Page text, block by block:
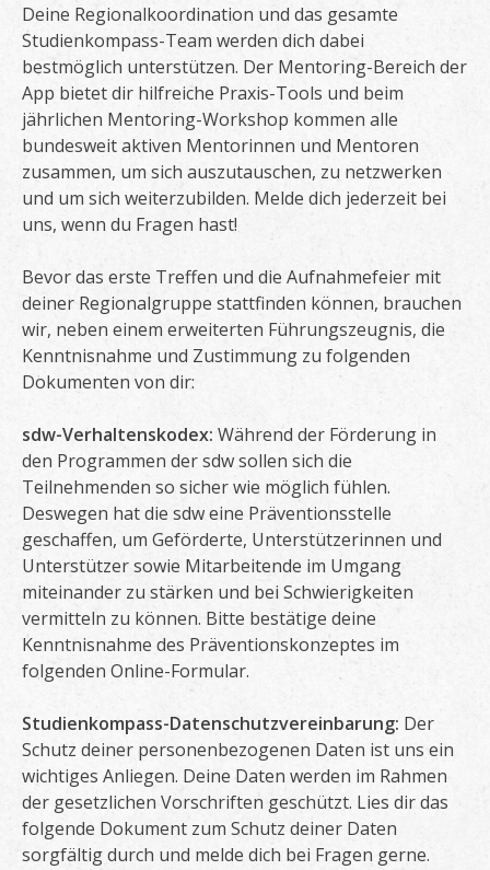
Deine Regionalkoordination und das gesamte
Studienkompass-Team werden dich dabei
bestmöglich unterstützen. Der Mentoring-Bereich der
App bietet dir hilfreiche Praxis-Tools und beim
jährlichen Mentoring-Workshop kommen alle
bundesweit aktiven Mentorinnen und Mentoren
zusammen, um sich auszutauschen, zu netzwerken
und um sich weiterzubilden. Melde dich jederzeit bei
uns, wenn du Fragen hast!
Bevor das erste Treffen und die Aufnahmefeier mit
deiner Regionalgruppe stattfinden können, brauchen
wir, neben einem erweiterten Führungszeugnis, die
Kenntnisnahme und Zustimmung zu folgenden
Dokumenten von dir:
sdw-Verhaltenskodex: Während der Förderung in
den Programmen der sdw sollen sich die
Teilnehmenden so sicher wie möglich fühlen.
Deswegen hat die sdw eine Präventionsstelle
geschaffen, um Geförderte, Unterstützerinnen und
Unterstützer sowie Mitarbeitende im Umgang
miteinander zu stärken und bei Schwierigkeiten
vermitteln zu können. Bitte bestätige deine
Kenntnisnahme des Präventionskonzeptes im
folgenden Online-Formular.
Studienkompass-Datenschutzvereinbarung: Der
Schutz deiner personenbezogenen Daten ist uns ein
wichtiges Anliegen. Deine Daten werden im Rahmen
der gesetzlichen Vorschriften geschützt. Lies dir das
folgende Dokument zum Schutz deiner Daten
sorgfältig durch und melde dich bei Fragen gerne.